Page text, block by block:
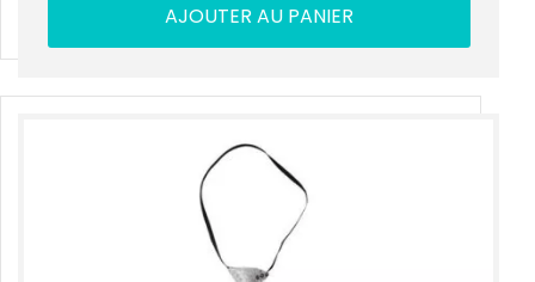
AJOUTER AU PANIER